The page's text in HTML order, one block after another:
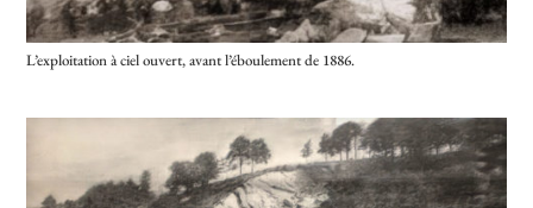
L’exploitation à ciel ouvert, avant l’éboulement de 1886.